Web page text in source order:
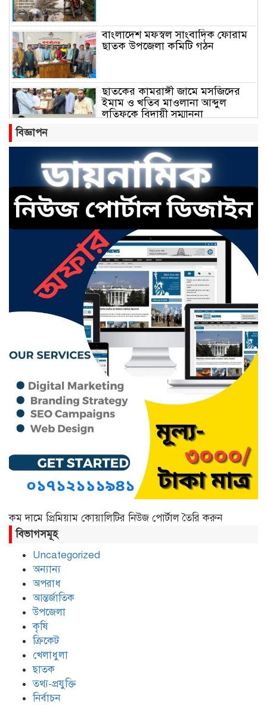
বাংলাদেশ মফস্বল সাংবাদিক ফোরাম
ছাতক উপজেলা কমিটি গঠন
ছাতকের কামরাঙ্গী জামে মসজিদের
ইমাম ও খতিব মাওলানা আব্দুল
লতিফকে বিদায়ী সম্মাননা
ছাতকে সংবাদকর্মীকে নিয়ে ফেসবুকে
কুরুচিপূর্ণ প্রচারের অভিযোগ
বাংলাবাজার সামারুন্নেছা উচ্চ বিদ্যালয়
ও কলেজের অ্যাডহক কমিটি সভাপতি
হলেন মোঃ আব্দুল জলিল।
ছাতকে রংফুল বেগমের মৃত্যু:
পরিকল্পিত হত্যার অভিযোগ তুলে
সংবাদ সম্মেলন
ছাতকে ৫৩ কোটি ৭১ লাখ টাকার
পৌর বাজেট ঘোষণা
হাজী কমর আলী উচ্চ বিদ্যালয় ও
কলেজের এডহক কমিটির সভাপতি
গোলাম মাহমুদ আজম
বিজ্ঞাপন
কম দামে প্রিমিয়াম কোয়ালিটির নিউজ পোর্টাল তৈরি করুন
বিভাগসমূহ
Uncategorized
অন্যান্য
অপরাধ
আন্তর্জাতিক
উপজেলা
কৃষি
ক্রিকেট
খেলাধুলা
ছাতক
তথ্য-প্রযুক্তি
নির্বাচন